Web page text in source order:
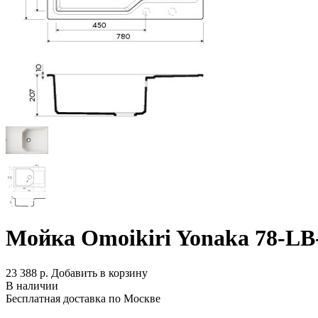
Мойка Omoikiri Yonaka 78-
23 388 р. Добавить в корзину
В наличии
Бесплатная доставка по Москве